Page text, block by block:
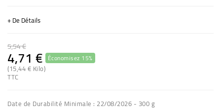
+ De Détails
5,54 €
4,71 € Économisez 15%
(15,44 € Kilo)
TTC
Date de Durabilité Minimale : 22/08/2026 - 300 g